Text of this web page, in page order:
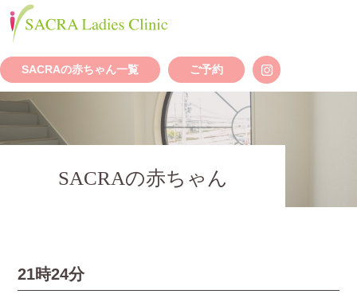
SACRAの赤ちゃん一覧 ご予約
SACRAの赤ちゃん
21時24分